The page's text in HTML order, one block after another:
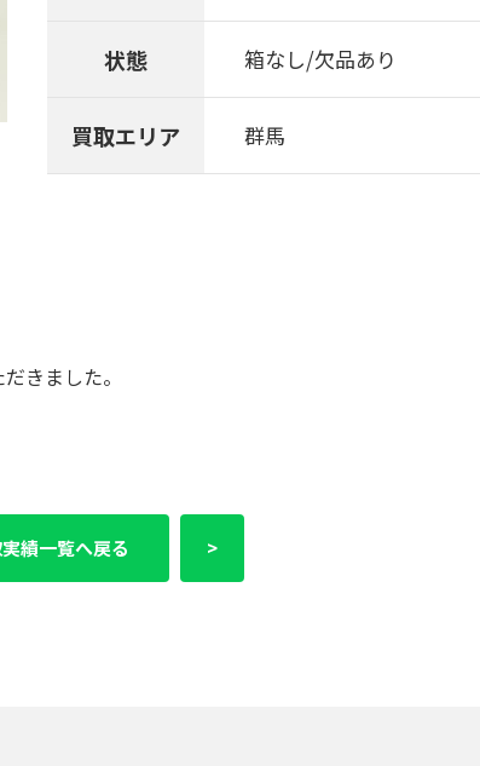
状態 箱なし/欠品あり
買取エリア 群馬
きました。
績一覧へ戻る >